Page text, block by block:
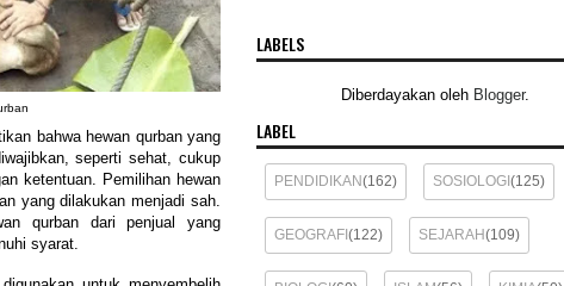
bahwa hewan qurban yang
seperti sehat, cukup
ketentuan. Pemilihan hewan
yang dilakukan menjadi sah.
qurban dari penjual yang
syarat.
LABELS
Diberdayakan oleh Blogger.
LABEL
PENDIDIKAN(162) SOSIOLOGI(125)
GEOGRAFI(122) SEJARAH(109)